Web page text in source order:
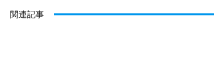
関連記事